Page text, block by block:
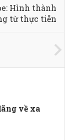
Hình thành
từ thực tiễn
về xa